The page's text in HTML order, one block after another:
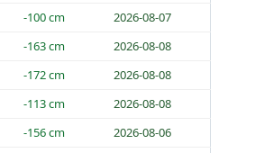
-100 cm
2026-08-07
-163 cm
2026-08-08
-172 cm
2026-08-08
-113 cm
2026-08-08
-156 cm
2026-08-06